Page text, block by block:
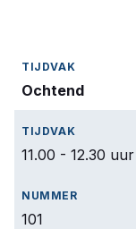
Ochtend
11.00 - 12.30 uur
101